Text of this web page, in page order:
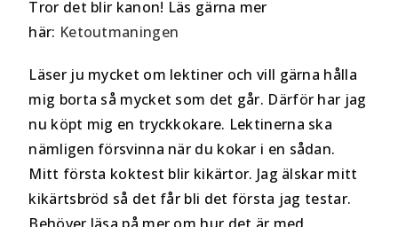
Tror det blir kanon! Läs gärna mer
här: Ketoutmaningen
Läser ju mycket om lektiner och vill gärna hålla
mig borta så mycket som det går. Därför har jag
nu köpt mig en tryckkokare. Lektinerna ska
nämligen försvinna när du kokar i en sådan.
Mitt första koktest blir kikärtor. Jag älskar mitt
kikärtsbröd så det får bli det första jag testar.